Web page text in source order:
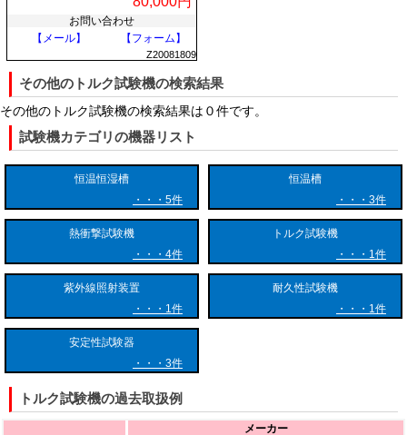
生させる「駆動部」、発生したトルクを読み取る「検出部（トルクセン
サ）」、そして回転角度を計測する「角度センサ」から構成されていま
試験を開始すると、サーボモータなどの駆動装置が作動し、試験片に対
して設定された速度や角度で回転運動を与えます。このとき、試験片が
回転に抗う抵抗力がトルクとして発生します。検出部には主に「歪みゲ
ージ式トルクセンサ」が用いられており、軸の微小なねじれ変形を電気
信号の変化として検出します。非接触で回転中のトルクを計測できるス
リップリング方式や電磁誘導方式のセンサも広く使われています。
同時に、高分解能のエンコーダが駆動軸の回転角度を精密に計測しま
し、横軸を回転角度、縦軸をトルクとした曲線を描出します。このデー
タから、材料のねじり弾性係数や、特定の回転角における発生トルクな
どの詳細な解析が可能となります。
### トルク試験機の主要な用途
トルク試験機は、製品の安全性向上、品質管理、ならびに新材料の開発
において欠かせない存在であり、多岐にわたる産業分野で活用されてい
ます。
お問い合わせ
【メール】
【フォーム】
Z20081809
その他のトルク試験機の検索結果
その他のトルク試験機の検索結果は０件です。
試験機カテゴリの機器リスト
恒温恒湿槽
5件
恒温槽
3件
熱衝撃試験機
4件
トルク試験機
1件
紫外線照射装置
1件
耐久性試験機
1件
安定性試験器
3件
トルク試験機の過去取扱例
メーカー